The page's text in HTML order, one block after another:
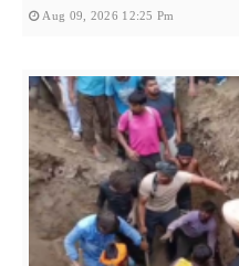
Aug 09, 2026 12:25 Pm